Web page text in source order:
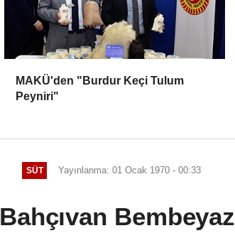
MAKÜ'den "Burdur Keçi Tulum
Peyniri"
SÜT Yayınlanma: 01 Ocak 1970 - 00:33
Bahçıvan Bembeyaz